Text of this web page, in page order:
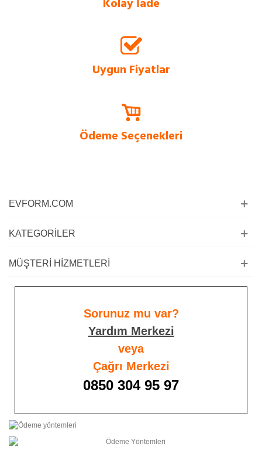
Kolay İade
Uygun Fiyatlar
Ödeme Seçenekleri
EVFORM.COM
KATEGORILER
MÜŞTERI HIZMETLERI
Sorunuz mu var?
Yardım Merkezi
veya
Çağrı Merkezi
0850 304 95 97